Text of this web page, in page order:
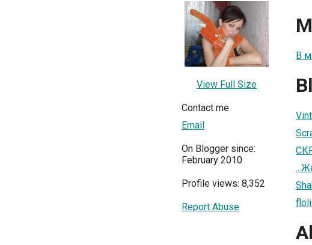
View Full Size
Contact me
Email
On Blogger since:
February 2010
Profile views: 8,352
Report Abuse
В